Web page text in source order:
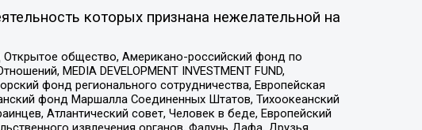
которых признана нежелательной на
общество, Американо-российский фонд по
MEDIA DEVELOPMENT INVESTMENT FUND,
фонд регионального сотрудничества, Европейская
фонд Маршалла Соединенных Штатов, Тихоокеанский
Атлантический совет, Человек в беде, Европейский